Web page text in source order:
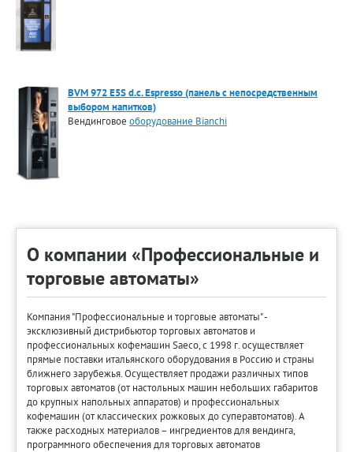
BVM 972 E5S d.c. Espresso (панель с непосредственным
выбором напитков)
Вендинговоеоборудование Bianchi
О компании «Профессиональные и
торговые автоматы»
Компания "Профессиональные и торговые автоматы" -
эксклюзивный дистрибьютор торговых автоматов и
профессиональных кофемашин Saeco, с 1998 г. осуществляет
прямые поставки итальянского оборудования в Россию и страны
ближнего зарубежья. Осуществляет продажи различных типов
торговых автоматов (от настольных машин небольших габаритов
до крупных напольных аппаратов) и профессиональных
кофемашин (от классических рожковых до суперавтоматов). А
также расходных материалов – ингредиентов для вендинга,
программного обеспечения для торговых автоматов